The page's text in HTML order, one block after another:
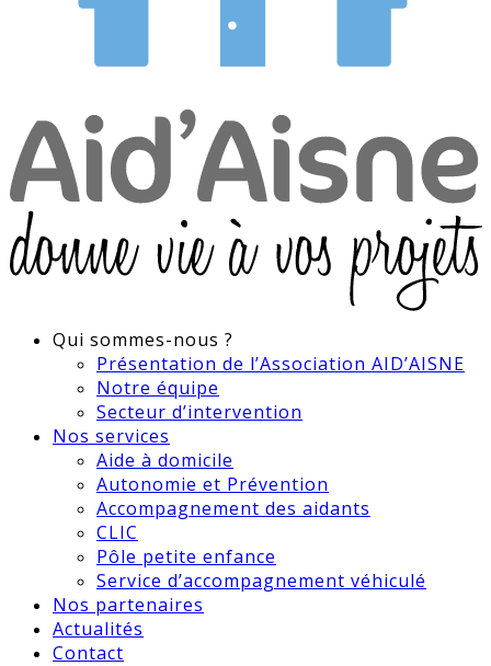
Qui sommes-nous ?
Présentation de l’Association AID’AISNE
Notre équipe
Secteur d’intervention
Nos services
Aide à domicile
Autonomie et Prévention
Accompagnement des aidants
CLIC
Pôle petite enfance
Service d’accompagnement véhiculé
Nos partenaires
Actualités
Contact